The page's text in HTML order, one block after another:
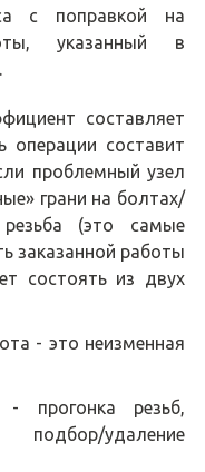
с поправкой на
указанный в
составляет
операции составит
проблемный узел
грани на болтах/
резьба (это самые
заказанной работы
состоять из двух
- это неизменная
- прогонка резьб,
удаление